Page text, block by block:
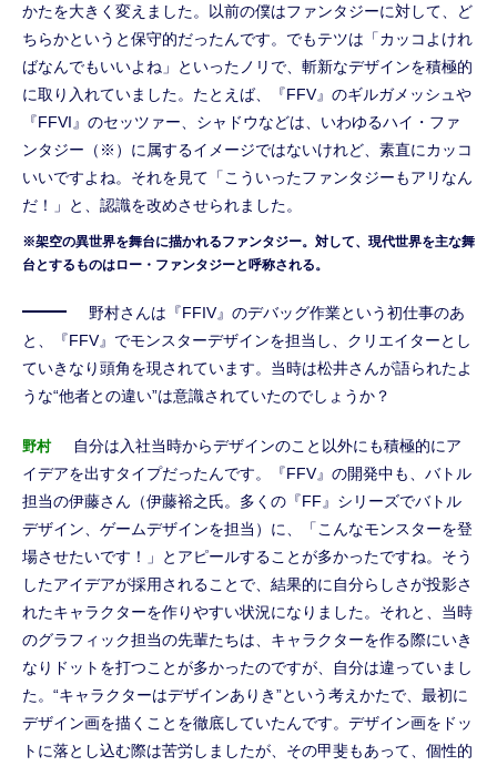
かたを大きく変えました。以前の僕はファンタジーに対して、ど
ちらかというと保守的だったんです。でもテツは「カッコよけれ
ばなんでもいいよね」といったノリで、斬新なデザインを積極的
に取り入れていました。たとえば、『FFV』のギルガメッシュや
『FFVI』のセッツァー、シャドウなどは、いわゆるハイ・ファ
ンタジー（※）に属するイメージではないけれど、素直にカッコ
いいですよね。それを見て「こういったファンタジーもアリなん
だ！」と、認識を改めさせられました。
※架空の異世界を舞台に描かれるファンタジー。対して、現代世界を主な舞
台とするものはロー・ファンタジーと呼称される。
野村さんは『FFIV』のデバッグ作業という初仕事のあ
と、『FFV』でモンスターデザインを担当し、クリエイターとし
ていきなり頭角を現されています。当時は松井さんが語られたよ
うな“他者との違い”は意識されていたのでしょうか？
野村
自分は入社当時からデザインのこと以外にも積極的にア
イデアを出すタイプだったんです。『FFV』の開発中も、バトル
担当の伊藤さん（伊藤裕之氏。多くの『FF』シリーズでバトル
デザイン、ゲームデザインを担当）に、「こんなモンスターを登
場させたいです！」とアピールすることが多かったですね。そう
したアイデアが採用されることで、結果的に自分らしさが投影さ
れたキャラクターを作りやすい状況になりました。それと、当時
のグラフィック担当の先輩たちは、キャラクターを作る際にいき
なりドットを打つことが多かったのですが、自分は違っていまし
た。“キャラクターはデザインありき”という考えかたで、最初に
デザイン画を描くことを徹底していたんです。デザイン画をドッ
トに落とし込む際は苦労しましたが、その甲斐もあって、個性的